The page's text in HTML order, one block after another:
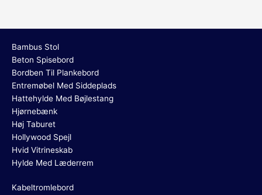
Bambus Stol
Beton Spisebord
Bordben Til Plankebord
Entremøbel Med Siddeplads
Hattehylde Med Bøjlestang
Hjørnebænk
Høj Taburet
Hollywood Spejl
Hvid Vitrineskab
Hylde Med Læderrem
Kabeltromlebord